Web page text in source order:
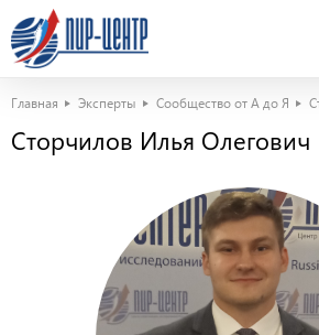
Главная Эксперты Сообщество от А до Я
Сторчилов Илья Олегович